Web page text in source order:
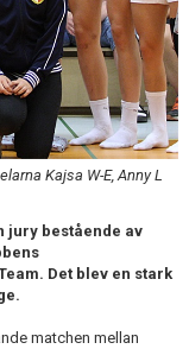
Kajsa W-E, Anny L
jury bestående av
Det blev en stark
matchen mellan